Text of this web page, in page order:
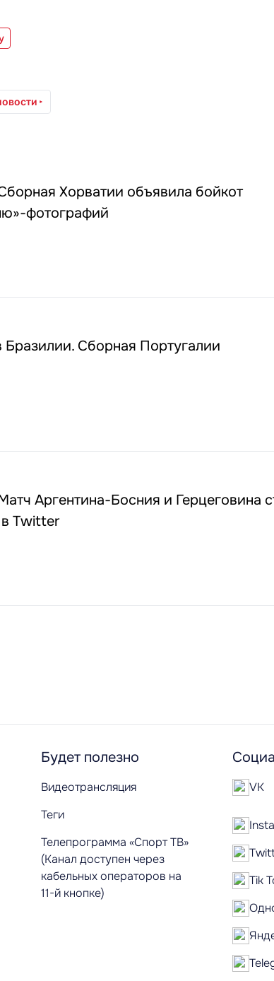
Хорватии объявила бойкот
фотографий
Сборная Португалии
Аргентина-Босния и Герцеговина
Twitter
Будет полезно
Видеотрансляция
Теги
Телепрограмма «Спорт ТВ»
(Канал доступен через
кабельных операторов на
11-й кнопке)
VK
Tik